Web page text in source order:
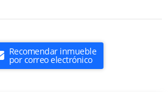
Recomendar inmueble
por correo electrónico